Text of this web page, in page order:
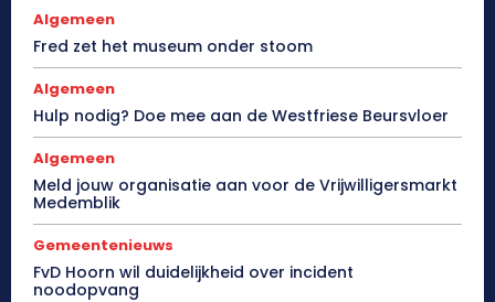
Algemeen
Fred zet het museum onder stoom
Algemeen
Hulp nodig? Doe mee aan de Westfriese Beursvloer
Algemeen
Meld jouw organisatie aan voor de Vrijwilligersmarkt
Medemblik
Gemeentenieuws
FvD Hoorn wil duidelijkheid over incident
noodopvang